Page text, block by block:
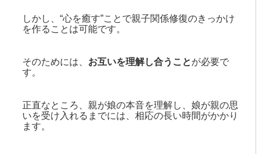
しかし、“心を癒す”ことで親子関係修復のきっかけ
を作ることは可能です。
そのためには、 お互いを理解し合うことが必要で
す。
正直なところ、親が娘の本音を理解し、娘が親の思
いを受け入れるまでには、相応の長い時間がかかり
ます。